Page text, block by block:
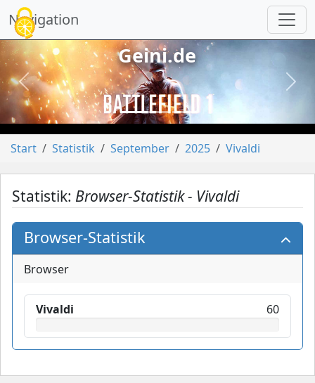
Navigation
vorheriges
Geini.de
Start Statistik September 2025 Vivaldi
Statistik: Browser-Statistik - Vivaldi
Browser-Statistik
Browser
Vivaldi 60
Cookie-Einstellungen